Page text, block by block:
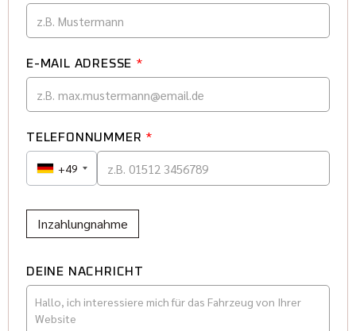
E-MAIL ADRESSE *
TELEFONNUMMER *
+49
Inzahlungnahme
DEINE NACHRICHT